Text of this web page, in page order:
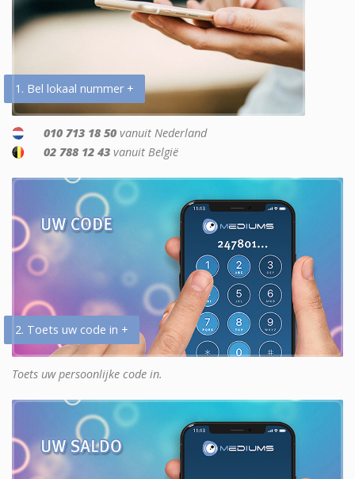
1. Bel lokaal nummer +
010 713 18 50 vanuit Nederland
02 788 12 43 vanuit België
2. Toets uw code in +
Toets uw persoonlijke code in.